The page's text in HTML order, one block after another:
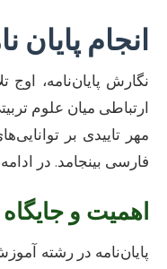
انجام
نگارش پایان‌نامه،
ارتباطی میان علوم
مهر تاییدی بر
فارسی بینجامد. در
اهمیت و
پایان‌نامه در رشته